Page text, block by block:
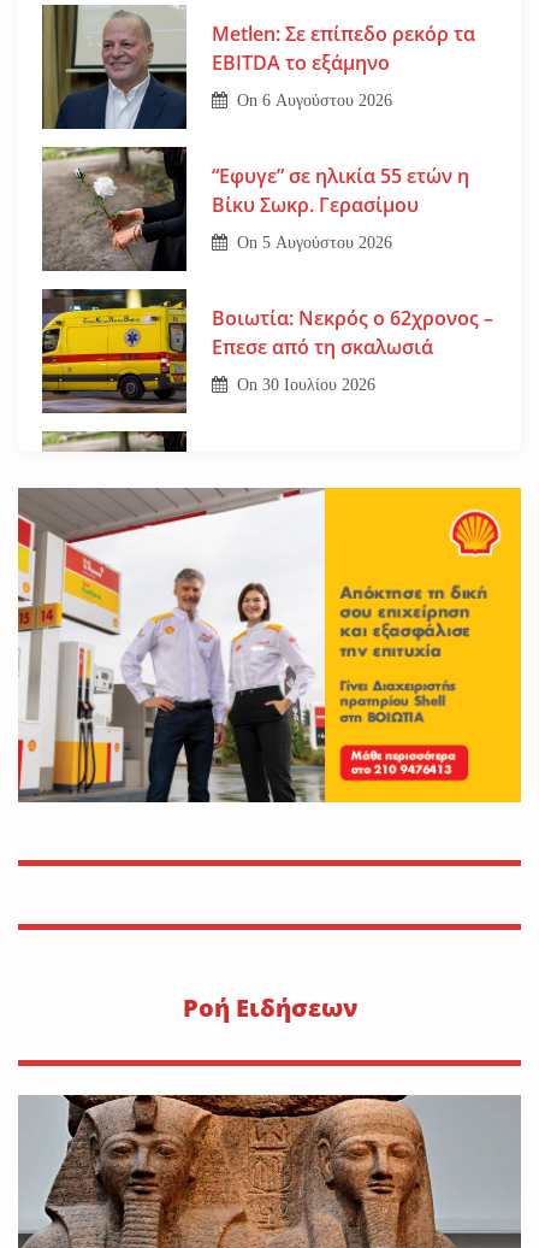
Metlen: Σε επίπεδο ρεκόρ τα
EBITDA το εξάμηνο
On6 Αυγούστου 2026
“Εφυγε” σε ηλικία 55 ετών η
Βίκυ Σωκρ. Γερασίμου
On5 Αυγούστου 2026
Βοιωτία: Νεκρός ο 62χρονος –
Επεσε από τη σκαλωσιά
On30 Ιουλίου 2026
Ευπραξία (Κουκουλούδη)
Νέο εργατικό δυστύχημα-
Νεκρός 59χρονος πατέρας
τριών παιδιών
On30 Ιουλίου 2026
Εφυγε από τη ζωή η Αγγελική
Σμυρναίου
Η METLEN υπογράφει
προμήθειας γαλλίου
On29 Ιουλίου 2026
“Εφυγε” ο Ιωάννης Δ.
Κωλέττης σε ηλικία 55 ετών
On28 Ιουλίου 2026
Pοή Ειδήσεων